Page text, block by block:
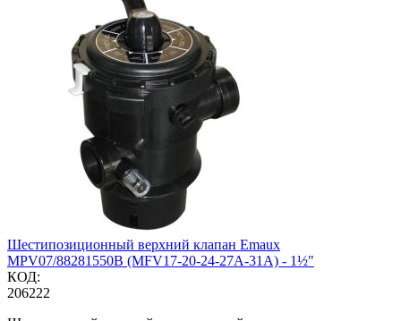
Шестипозиционный верхний клапан Emaux
MPV07/88281550B (MFV17-20-24-27A-31A) - 1½"
КОД:
206222